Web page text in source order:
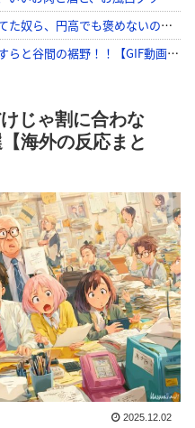
じゃ割に合わな
海外の反応まと
2025.12.02